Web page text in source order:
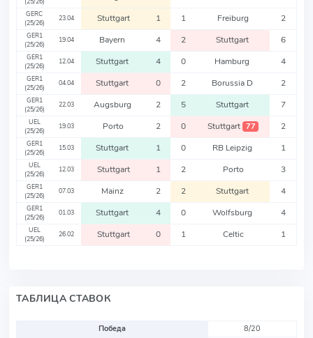
GERC
(25/26)
23.04 Stuttgart 1 1 Freiburg 2
GER1
(25/26)
19.04 Bayern 4 2 Stuttgart 6
GER1
(25/26)
12.04 Stuttgart 4 0 Hamburg 4
GER1
(25/26)
04.04 Stuttgart 0 2 Borussia D 2
GER1
(25/26)
22.03 Augsburg 2 5 Stuttgart 7
UEL
(25/26)
19.03 Porto 2 0 Stuttgart 77 2
GER1
(25/26)
15.03 Stuttgart 1 0 RB Leipzig 1
UEL
(25/26)
12.03 Stuttgart 1 2 Porto 3
GER1
(25/26)
07.03 Mainz 2 2 Stuttgart 4
GER1
(25/26)
01.03 Stuttgart 4 0 Wolfsburg 4
UEL
(25/26)
26.02 Stuttgart 0 1 Celtic 1
ТАБЛИЦА СТАВОК
Победа
8/20